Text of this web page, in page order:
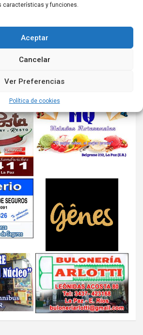
características y funciones.
Aceptar
Cancelar
Ver Preferencias
Política de cookies